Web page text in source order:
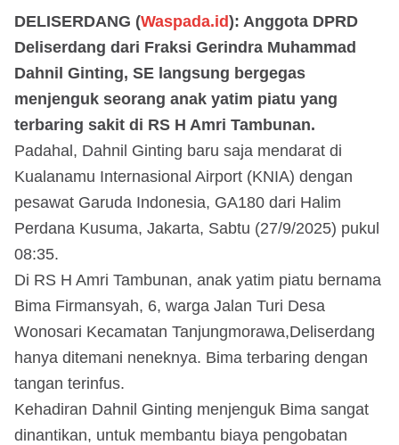
DELISERDANG (Waspada.id): Anggota DPRD
Deliserdang dari Fraksi Gerindra Muhammad
Dahnil Ginting, SE langsung bergegas
menjenguk seorang anak yatim piatu yang
terbaring sakit di RS H Amri Tambunan.
Padahal, Dahnil Ginting baru saja mendarat di
Kualanamu Internasional Airport (KNIA) dengan
pesawat Garuda Indonesia, GA180 dari Halim
Perdana Kusuma, Jakarta, Sabtu (27/9/2025) pukul
08:35.
Di RS H Amri Tambunan, anak yatim piatu bernama
Bima Firmansyah, 6, warga Jalan Turi Desa
Wonosari Kecamatan Tanjungmorawa,Deliserdang
hanya ditemani neneknya. Bima terbaring dengan
tangan terinfus.
Kehadiran Dahnil Ginting menjenguk Bima sangat
dinantikan, untuk membantu biaya pengobatan